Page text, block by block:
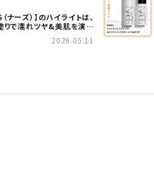
（ナーズ）】のハイライトは、
りで濡れツヤ&美肌を演出
2026.05.11